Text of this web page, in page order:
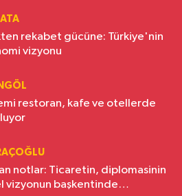
rekabet gücüne: Türkiye'nin
vizyonu
restoran, kafe ve otellerde
notlar: Ticaretin, diplomasinin
vizyonun başkentinde